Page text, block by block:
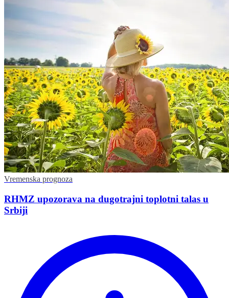
Vremenska prognoza
RHMZ upozorava na dugotrajni toplotni talas u
Srbiji